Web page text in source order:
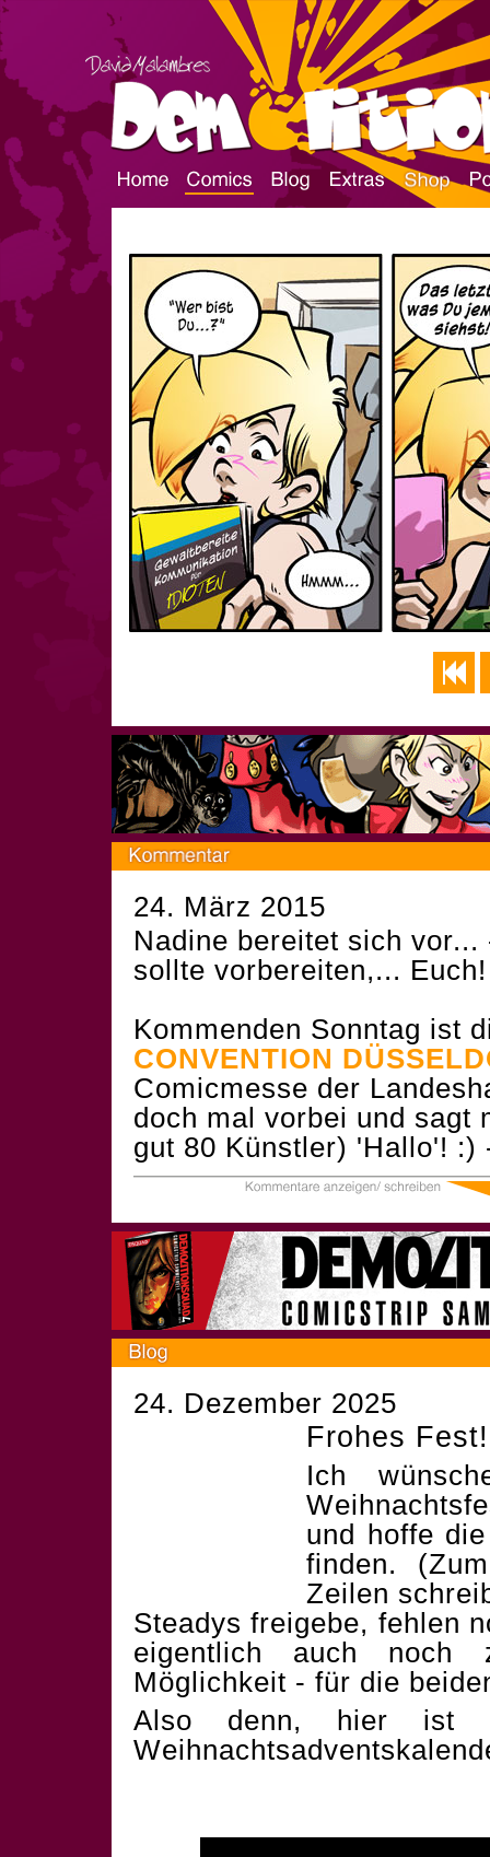
24. März 2015
Nadine bereitet sich
sollte vorbereiten,...
Kommenden Sonntag ist
CONVENTION
Comicmesse der
doch mal vorbei und sagt
gut 80 Künstler) 'Hallo'!
24. Dezember 2025
Frohes Fest!
Ich
und hoffe
finden.
Zeilen
Steadys freigebe, fehlen
eigentlich auch noch
Möglichkeit - für die
Also denn, hier ist